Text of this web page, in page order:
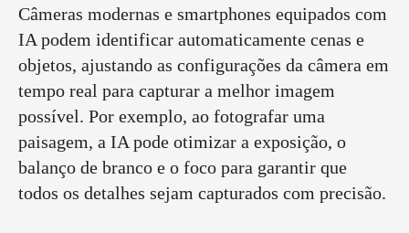
Câmeras modernas e smartphones equipados com
IA podem identificar automaticamente cenas e
objetos, ajustando as configurações da câmera em
tempo real para capturar a melhor imagem
possível. Por exemplo, ao fotografar uma
paisagem, a IA pode otimizar a exposição, o
balanço de branco e o foco para garantir que
todos os detalhes sejam capturados com precisão.